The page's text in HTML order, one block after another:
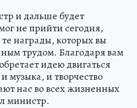
и дальше будет
не прийти сегодня,
награды, которых вы
трудом. Благодаря вам
идею двигаться
музыка, и творчество
нас во всех жизненных
министр.